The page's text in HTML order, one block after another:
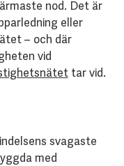
nod. Det är
eller
– och där
vid
tar vid.
svagaste
med